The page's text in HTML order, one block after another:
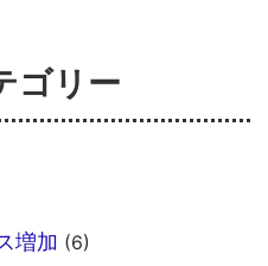
ゴリー
増加 (6)